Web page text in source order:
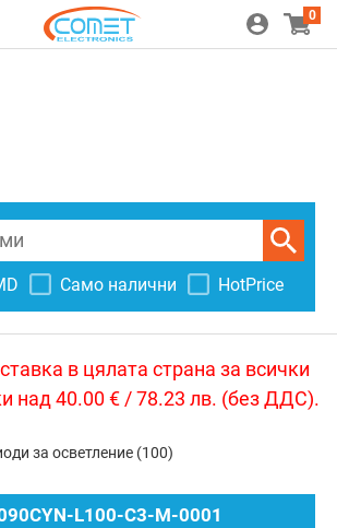
0
Само налични HotPrice
в цялата страна за всички
над 40.00 € / 78.23 лв. (без ДДС).
за осветление (100)
L100-C3-M-0001